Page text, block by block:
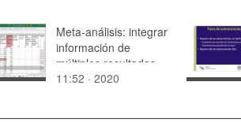
Meta-análisis: integrar
información de
múltiples resultados
(outcomes) en un
11:52 · 2020